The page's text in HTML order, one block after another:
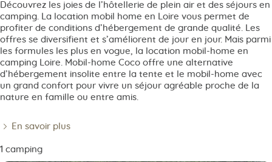
Découvrez les joies de l’hôtellerie de plein air et des séjours en
camping. La location mobil home en Loire vous permet de
profiter de conditions d’hébergement de grande qualité. Les
offres se diversifient et s’améliorent de jour en jour. Mais parmi
les formules les plus en vogue, la location mobil-home en
camping Loire. Mobil-home Coco offre une alternative
d’hébergement insolite entre la tente et le mobil-home avec
un grand confort pour vivre un séjour agréable proche de la
nature en famille ou entre amis.
En savoir plus
1 camping